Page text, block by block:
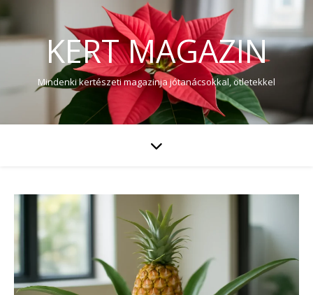
KERT MAGAZIN
Mindenki kertészeti magazinja jótanácsokkal, ötletekkel